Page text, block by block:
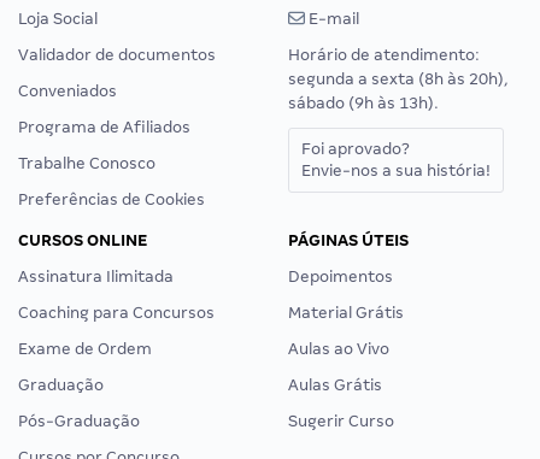
Loja Social
Validador de documentos
Conveniados
Programa de Afiliados
Trabalhe Conosco
Preferências de Cookies
E-mail
Horário de atendimento:
segunda a sexta (8h às 20h),
sábado (9h às 13h).
Foi aprovado?
Envie-nos a sua história!
CURSOS ONLINE
Assinatura Ilimitada
Coaching para Concursos
Exame de Ordem
Graduação
Pós-Graduação
PÁGINAS ÚTEIS
Depoimentos
Material Grátis
Aulas ao Vivo
Aulas Grátis
Sugerir Curso